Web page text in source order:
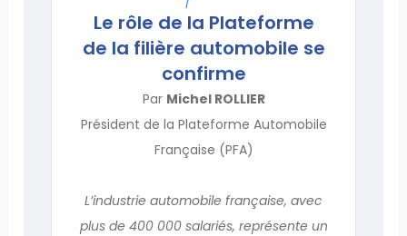
Le rôle de la Plateforme
de la filière automobile se
confirme
Par Michel ROLLIER
Président de la Plateforme Automobile
Française (PFA)
L’industrie automobile française, avec
plus de 400 000 salariés, représente un